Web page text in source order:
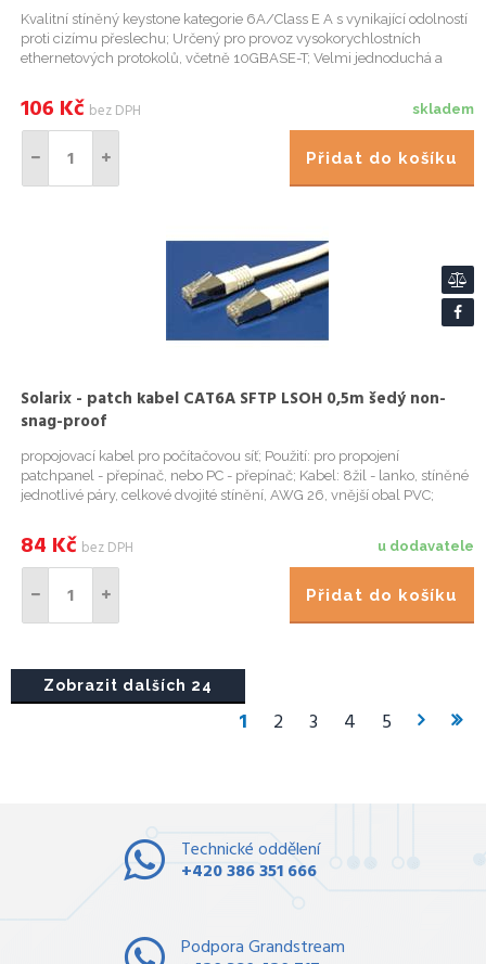
Kvalitní stíněný keystone kategorie 6A/Class E A s vynikající odolností
proti cizímu přeslechu; Určený pro provoz vysokorychlostních
ethernetových protokolů, včetně 10GBASE-T; Velmi jednoduchá a
skladem
106 Kč bez DPH
Přidat do košíku
Solarix - patch kabel CAT6A SFTP LSOH 0,5m šedý non-
snag-proof
propojovací kabel pro počítačovou síť; Použití: pro propojení
patchpanel - přepínač, nebo PC - přepínač; Kabel: 8žil - lanko, stíněné
jednotlivé páry, celkové dvojité stínění, AWG 26, vnější obal PVC;
u dodavatele
84 Kč bez DPH
Přidat do košíku
Zobrazit dalších 24
1 2 3 4 5
Technické oddělení
+420 386 351 666
Podpora Grandstream